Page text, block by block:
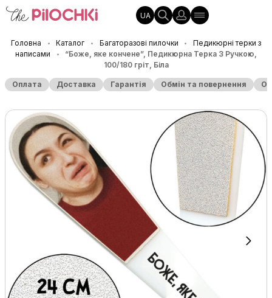
UA
Головна • Каталог • Багаторазові пилочки •
Педикюрні терки з
написами
•
“Боже, яке кончене”, Педикюрна Терка З Ручкою,
100/180 гріт, Біла
Оплата Доставка Гарантія Обмін та повернення